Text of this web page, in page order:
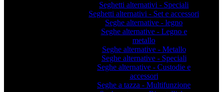
Seghetti alternativi - Speciali
Seghetti alternativi - Set e accessori
Seghe alternative - legno
Seghe alternative - Legno e
metallo
Seghe alternative - Metallo
Seghe alternative - Speciali
Seghe alternative - Custodie e
accessori
Seghe a tazza - Multifunzione